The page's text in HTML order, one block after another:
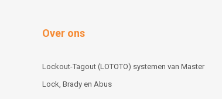
Over ons
Lockout-Tagout (LOTOTO) systemen van Master
Lock, Brady en Abus